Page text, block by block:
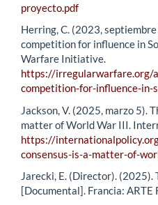
proyecto.pdf
Herring, C. (2023,
competition for influence in
Warfare Initiative.
https://irregularwarfare.org/
competition-for-influence-in-
Jackson, V. (2025, marzo 5).
matter of World War III.
https://
consensus-is-a-matter-of-
Jarecki, E. (Director). (2025).
[Documental]. Francia: ARTE